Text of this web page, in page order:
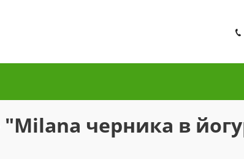
черника в